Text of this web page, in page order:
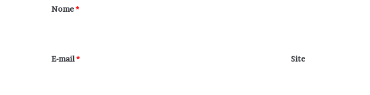
r
*
Nome*
E-mail* Site